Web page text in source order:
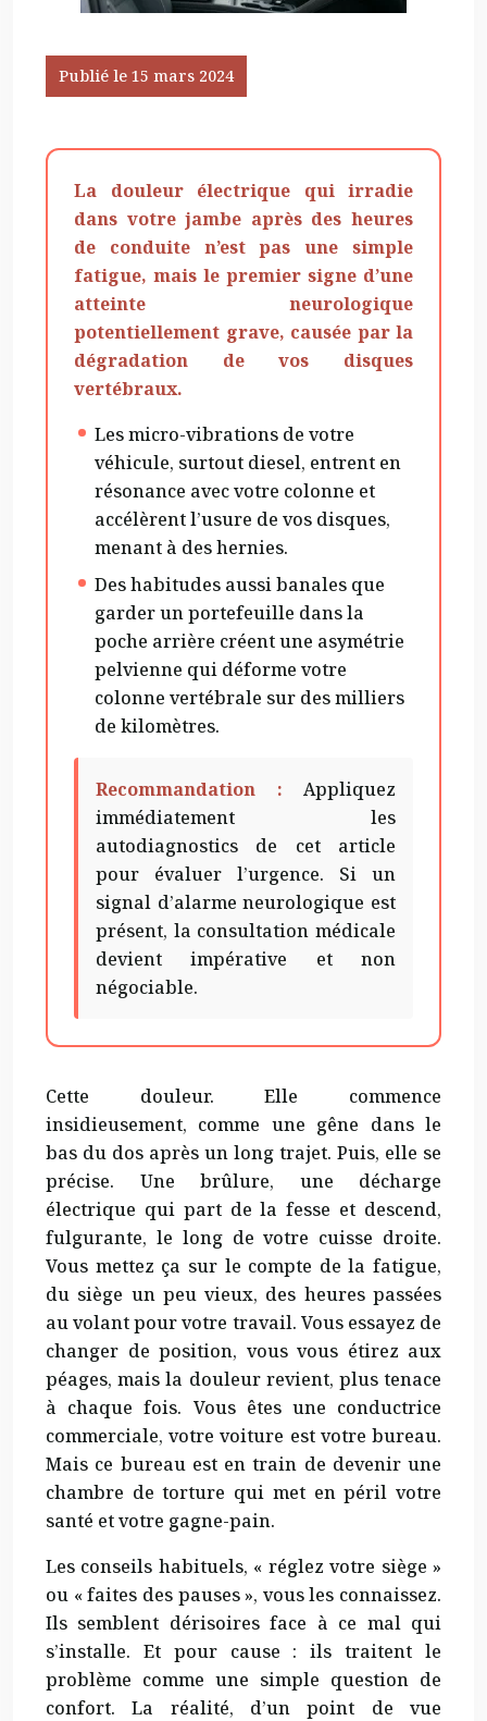
Publié le 15 mars 2024
La douleur électrique qui irradie
dans votre jambe après des heures
de conduite n’est pas une simple
fatigue, mais le premier signe d’une
atteinte neurologique
potentiellement grave, causée par la
dégradation de vos disques
vertébraux.
Les micro-vibrations de votre
véhicule, surtout diesel, entrent en
résonance avec votre colonne et
accélèrent l’usure de vos disques,
menant à des hernies.
Des habitudes aussi banales que
garder un portefeuille dans la
poche arrière créent une asymétrie
pelvienne qui déforme votre
colonne vertébrale sur des milliers
de kilomètres.
Recommandation : Appliquez
immédiatement les
autodiagnostics de cet article
pour évaluer l’urgence. Si un
signal d’alarme neurologique est
présent, la consultation médicale
devient impérative et non
négociable.
Cette douleur. Elle commence
insidieusement, comme une gêne dans le
bas du dos après un long trajet. Puis, elle se
précise. Une brûlure, une décharge
électrique qui part de la fesse et descend,
fulgurante, le long de votre cuisse droite.
Vous mettez ça sur le compte de la fatigue,
du siège un peu vieux, des heures passées
au volant pour votre travail. Vous essayez de
changer de position, vous vous étirez aux
péages, mais la douleur revient, plus tenace
à chaque fois. Vous êtes une conductrice
commerciale, votre voiture est votre bureau.
Mais ce bureau est en train de devenir une
chambre de torture qui met en péril votre
santé et votre gagne-pain.
Les conseils habituels, « réglez votre siège »
ou « faites des pauses », vous les connaissez.
Ils semblent dérisoires face à ce mal qui
s’installe. Et pour cause : ils traitent le
problème comme une simple question de
confort. La réalité, d’un point de vue